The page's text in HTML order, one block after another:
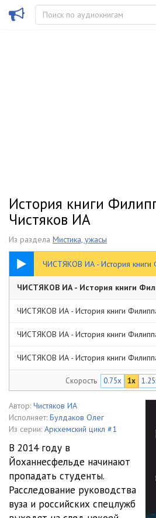
История книги
Чистяков ИА
Из раздела Мистика, ужасы
ЧИСТЯКОВ ИА - История книги
Ховарда-001
02:09
ЧИСТЯКОВ ИА - История книги
ЧИСТЯКОВ ИА - История книги
ЧИСТЯКОВ ИА - История книги
ЧИСТЯКОВ ИА - История книги
ЧИСТЯКОВ ИА - История книги
ЧИСТЯКОВ ИА - История книги
ЧИСТЯКОВ ИА - История книги
ЧИСТЯКОВ ИА - История книги
Скорость 0.75x 1x
Автор: Чистяков ИА
Исполняет: Булдаков Олег
Из серии: Аркхемский цикл #1
В 2014 году в
Йоханнесфельде начинают
пропадать студенты.
Расследование руководства
вуза и российских спецлужб